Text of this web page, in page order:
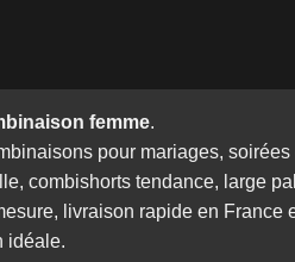
femme.
pour mariages, soirées
combishorts tendance, large
livraison rapide en France
idéale.